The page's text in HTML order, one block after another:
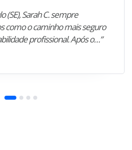
(SE), Sarah C. sempre
como o caminho mais seguro
profissional. Após o…”